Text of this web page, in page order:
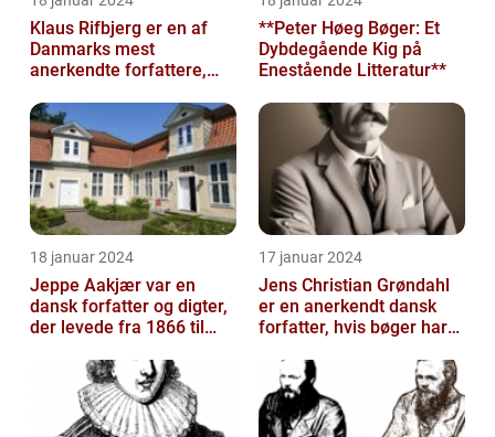
Klaus Rifbjerg er en af
Danmarks mest
anerkendte forfattere,
bøger og bidrag ti...
**Peter Høeg Bøger: Et
Dybdegående Kig på
Enestående Litteratur**
18 januar 2024
Jeppe Aakjær var en
dansk forfatter og digter,
der levede fra 1866 til
17 januar 2024
Jens Christian Grøndahl
er en anerkendt dansk
forfatter, hvis bøger har
å...